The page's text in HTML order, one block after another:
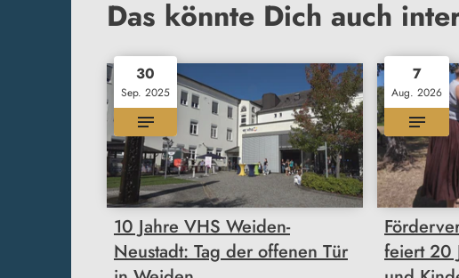
Das könnte Dich auch
30
Sep. 2025
10 Jahre VHS Weiden-
Neustadt: Tag der offenen Tür
7
Aug. 2026
feiert 20